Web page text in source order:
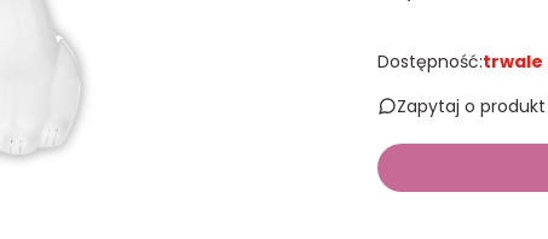
Dostępność:trwale
Zapytaj o produkt